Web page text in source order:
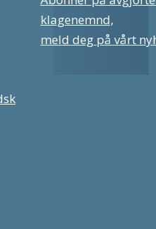
klagenemnd,
meld deg på vårt